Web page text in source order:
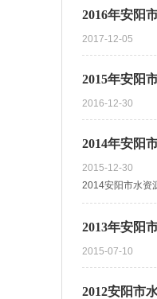
2016年安阳
2017-12-05
2015年安阳
2016-12-30
2014年安阳
2015-12-30
2014安阳市水资
2013年安阳
2015-07-10
2012安阳市